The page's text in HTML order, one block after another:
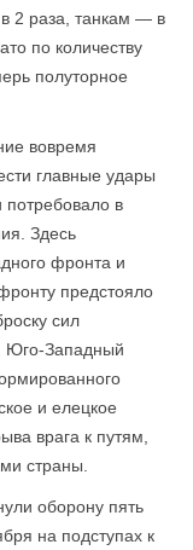
2 раза, танкам — в
по количеству
полуторное
вовремя
главные удары
по­требовало в
Здесь
фронта и
предстояло
сил
Юго-Западный
и елецкое
врага к путям,
страны.
оборону пять
на подступах к